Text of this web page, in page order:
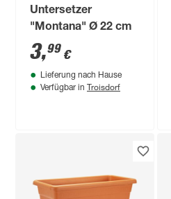
Untersetzer
"Montana" Ø 22 cm
3,99 €
Lieferung nach Hause
Verfügbar in Troisdorf